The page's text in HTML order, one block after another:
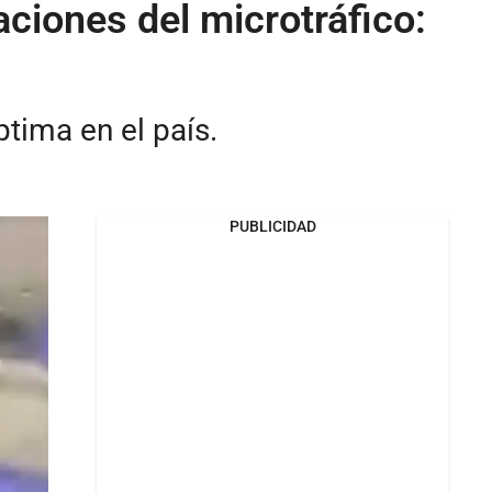
del microtráfico:
en el país.
PUBLICIDAD